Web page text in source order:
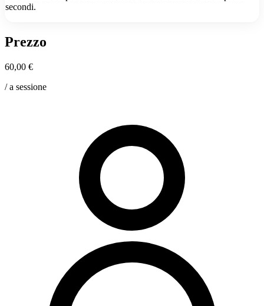
secondi.
Prezzo
60,00 €
/ a sessione